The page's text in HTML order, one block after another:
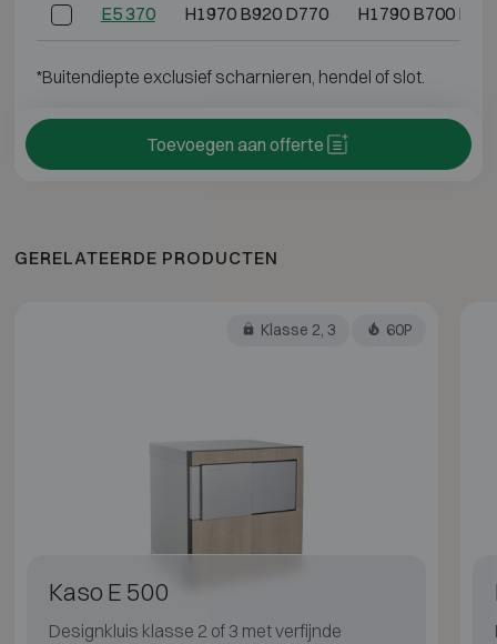
E5 370 H1970 B920 D770 H1790 B700
*Buitendiepte exclusief scharnieren, hendel of slot.
Toevoegen aan offerte
GERELATEERDE PRODUCTEN
Klasse 2, 3 60P
Kaso E 500
Designkluis klasse 2 of 3 met verfijnde